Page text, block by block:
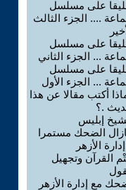
على مسلسل
.... الجزء الثالث
على مسلسل
... الجزء الثاني
على مسلسل
... الجزء الأول
أكتب مقالا عن هذا
.؟
إبليس
الضحك مستمرا
الأزهر
القرآن وتجهيل
مع إدارة الأزهر